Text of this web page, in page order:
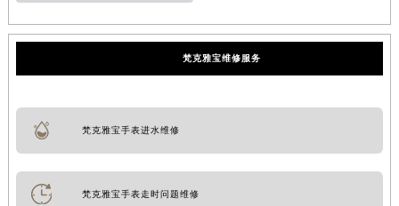
梵克雅宝维修服务
梵克雅宝手表进水维修
梵克雅宝手表走时问题维修